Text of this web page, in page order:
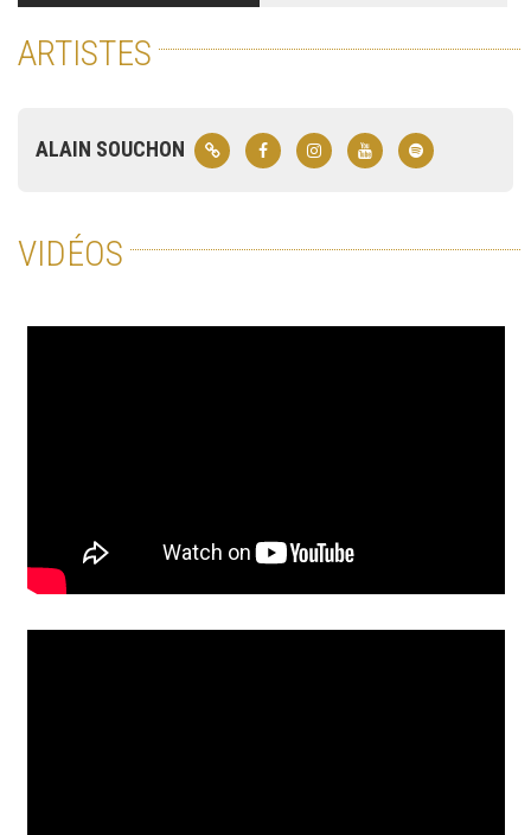
ARTISTES
ALAIN SOUCHON
VIDÉOS